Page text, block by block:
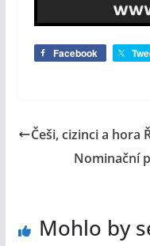
Facebook
Češi, cizinci a hora
Nominační
Mohlo by